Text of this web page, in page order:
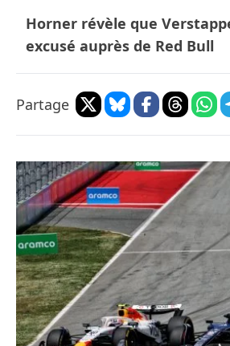
Horner révèle que
excusé auprès de Red Bull
Partage